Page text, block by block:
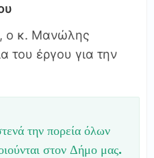
ο κ. Μανώλης
του έργου για την
την πορεία όλων
στον Δήμο μας.